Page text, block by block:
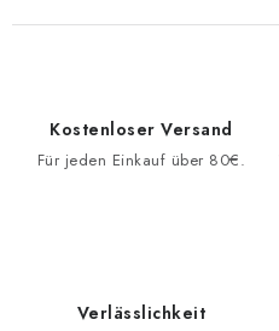
Kostenloser Versand
Für jeden Einkauf über 80€.
Verlässlichkeit